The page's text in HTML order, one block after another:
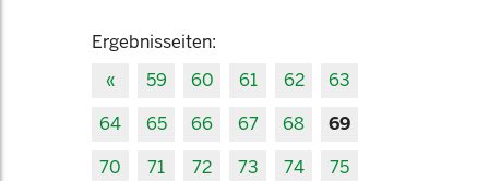
Ergebnisseiten:
«
59 60 61 62
63
64
65 66 67 68
69
70
71 72 73 74
75